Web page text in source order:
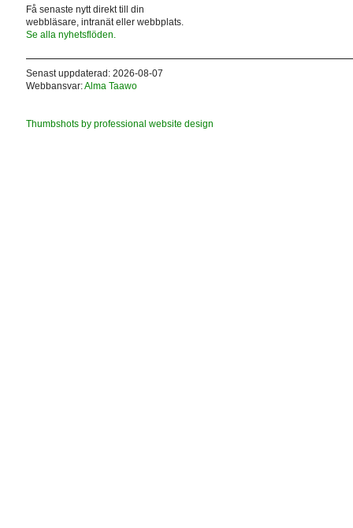
Få senaste nytt direkt till din
webbläsare, intranät eller webbplats.
Se alla nyhetsflöden.
Senast uppdaterad: 2026-08-07
Webbansvar:Alma Taawo
Thumbshots by professional website design